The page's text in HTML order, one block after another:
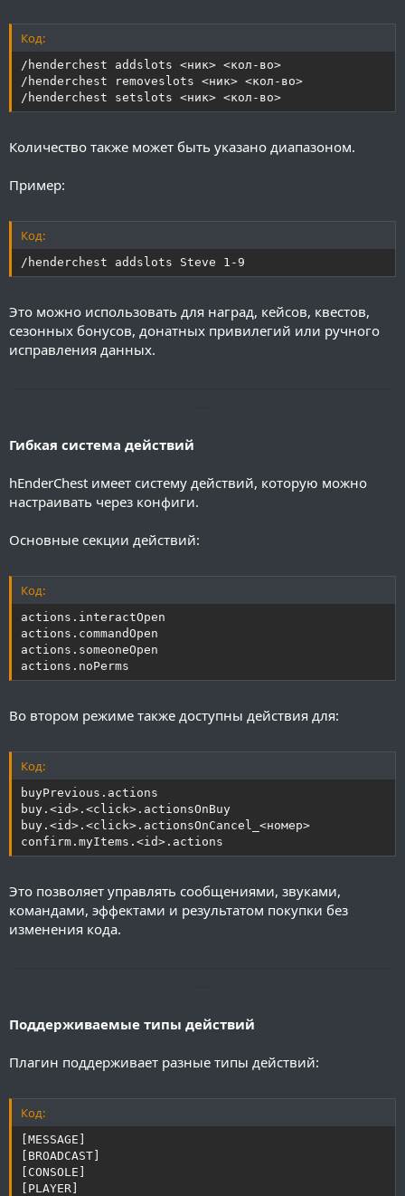
Код:
/henderchest addslots <ник> <кол-во>
/henderchest removeslots <ник> <кол-во>
/henderchest setslots <ник> <кол-во>
Количество также может быть указано диапазоном.
Пример:
Код:
/henderchest addslots Steve 1-9
Это можно использовать для наград, кейсов, квестов,
сезонных бонусов, донатных привилегий или ручного
исправления данных.
Гибкая система действий
hEnderChest имеет систему действий, которую можно
настраивать через конфиги.
Основные секции действий:
Код:
actions.interactOpen
actions.commandOpen
actions.someoneOpen
actions.noPerms
Во втором режиме также доступны действия для:
Код:
buyPrevious.actions
buy.<id>.<click>.actionsOnBuy
buy.<id>.<click>.actionsOnCancel_<номер>
confirm.myItems.<id>.actions
Это позволяет управлять сообщениями, звуками,
командами, эффектами и результатом покупки без
изменения кода.
Поддерживаемые типы действий
Плагин поддерживает разные типы действий:
Код:
[MESSAGE]
[BROADCAST]
[CONSOLE]
[PLAYER]